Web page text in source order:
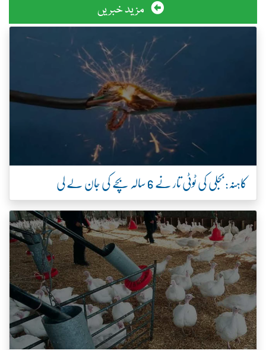
مزید خبریں
کاہنہ: بجلی کی ٹوٹی تار نے 6 سالہ بچے کی جان لے لی